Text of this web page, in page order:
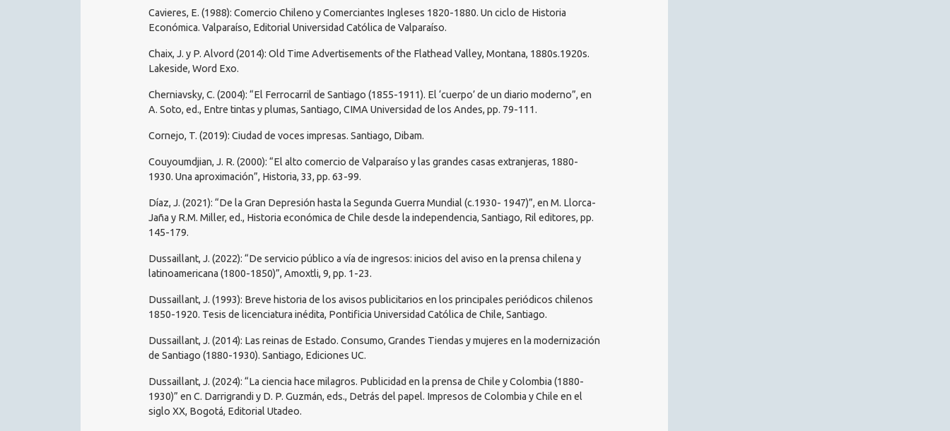
Cavieres, E. (1988): Comercio Chileno y Comerciantes Ingleses 1820-1880. Un ciclo de Historia
Económica. Valparaíso, Editorial Universidad Católica de Valparaíso.
Chaix, J. y P. Alvord (2014): Old Time Advertisements of the Flathead Valley, Montana, 1880s.1920s.
Lakeside, Word Exo.
Cherniavsky, C. (2004): “El Ferrocarril de Santiago (1855-1911). El ‘cuerpo’ de un diario moderno”, en
A. Soto, ed., Entre tintas y plumas, Santiago, CIMA Universidad de los Andes, pp. 79-111.
Cornejo, T. (2019): Ciudad de voces impresas. Santiago, Dibam.
Couyoumdjian, J. R. (2000): “El alto comercio de Valparaíso y las grandes casas extranjeras, 1880-
1930. Una aproximación”, Historia, 33, pp. 63-99.
Díaz, J. (2021): “De la Gran Depresión hasta la Segunda Guerra Mundial (c.1930- 1947)”, en M. Llorca-
Jaña y R.M. Miller, ed., Historia económica de Chile desde la independencia, Santiago, Ril editores, pp.
145-179.
Dussaillant, J. (2022): “De servicio público a vía de ingresos: inicios del aviso en la prensa chilena y
latinoamericana (1800-1850)”, Amoxtli, 9, pp. 1-23.
Dussaillant, J. (1993): Breve historia de los avisos publicitarios en los principales periódicos chilenos
1850-1920. Tesis de licenciatura inédita, Pontificia Universidad Católica de Chile, Santiago.
Dussaillant, J. (2014): Las reinas de Estado. Consumo, Grandes Tiendas y mujeres en la modernización
de Santiago (1880-1930). Santiago, Ediciones UC.
Dussaillant, J. (2024): “La ciencia hace milagros. Publicidad en la prensa de Chile y Colombia (1880-
1930)” en C. Darrigrandi y D. P. Guzmán, eds., Detrás del papel. Impresos de Colombia y Chile en el
siglo XX, Bogotá, Editorial Utadeo.